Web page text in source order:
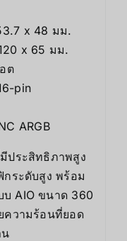
x 48 มม.
x 65 มม.
ต
pin
ARGB
ประสิทธิภาพสูง
กระดับสูง พร้อม
บ AIO ขนาด 360
ความร้อนที่ยอด
น